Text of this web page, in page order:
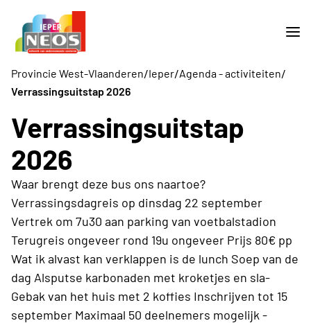
Provincie West-Vlaanderen/Ieper/Agenda - activiteiten/
Verrassingsuitstap 2026
Verrassingsuitstap
2026
Waar brengt deze bus ons naartoe?
Verrassingsdagreis op dinsdag 22 september
Vertrek om 7u30 aan parking van voetbalstadion
Terugreis ongeveer rond 19u ongeveer Prijs 80€ pp
Wat ik alvast kan verklappen is de lunch Soep van de
dag Alsputse karbonaden met kroketjes en sla-
Gebak van het huis met 2 koffies Inschrijven tot 15
september Maximaal 50 deelnemers mogelijk -